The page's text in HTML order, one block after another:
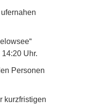
Uhr.
Personen
kurzfristigen